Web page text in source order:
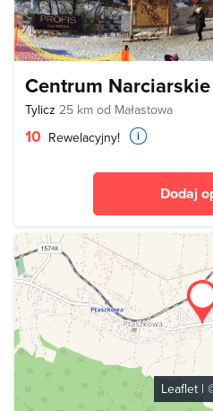
Centrum
Tylicz 25 km od Małastowa
10 Rewelacyjny!
Dodaj
Leaflet |